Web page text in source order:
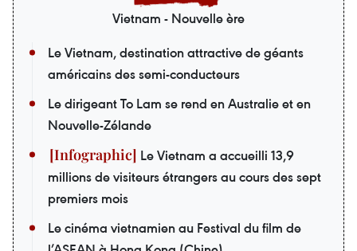
Vietnam - Nouvelle ère
Le Vietnam, destination attractive de géants
américains des semi-conducteurs
Le dirigeant To Lam se rend en Australie et en
Nouvelle-Zélande
Le Vietnam a accueilli 13,9
millions de visiteurs étrangers au cours des sept
premiers mois
Le cinéma vietnamien au Festival du film de